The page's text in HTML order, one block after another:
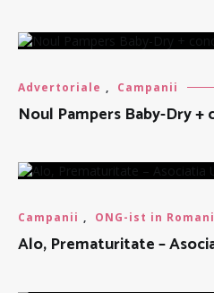
Advertoriale , Campanii
Noul Pampers Baby-Dry +
Campanii , ONG-ist in
Alo, Prematuritate –